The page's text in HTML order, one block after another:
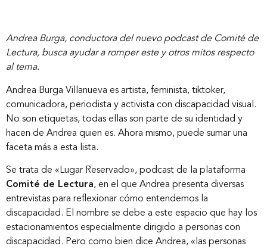
Andrea Burga, conductora del nuevo podcast de Comité de
Lectura, busca ayudar a romper este y otros mitos respecto
al tema.
Andrea Burga Villanueva es artista, feminista, tiktoker,
comunicadora, periodista y activista con discapacidad visual.
No son etiquetas, todas ellas son parte de su identidad y
hacen de Andrea quien es. Ahora mismo, puede sumar una
faceta más a esta lista.
Se trata de «Lugar Reservado», podcast de la plataforma
Comité de Lectura, en el que Andrea presenta diversas
entrevistas para reflexionar cómo entendemos la
discapacidad. El nombre se debe a este espacio que hay los
estacionamientos especialmente dirigido a personas con
discapacidad. Pero como bien dice Andrea, «las personas